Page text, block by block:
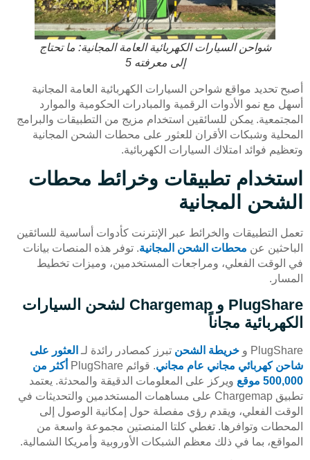
شواحن السيارات الكهربائية العامة المجانية: ما تحتاج
إلى معرفته 5
أصبح تحديد مواقع شواحن السيارات الكهربائية العامة المجانية
أسهل مع نمو الأدوات الرقمية والمبادرات الحكومية والموارد
المجتمعية. يمكن للسائقين استخدام مزيج من التطبيقات والبرامج
المحلية وشبكات الأقران للعثور على محطات الشحن المجانية
وتعظيم فوائد امتلاك السيارات الكهربائية.
استخدام تطبيقات وخرائط محطات
الشحن المجانية
تعمل التطبيقات والخرائط عبر الإنترنت كأدوات أساسية للسائقين
الباحثين عن محطات الشحن المجانية. توفر هذه المنصات بيانات
في الوقت الفعلي، ومراجعات المستخدمين، وميزات تخطيط
المسار.
PlugShare و Chargemap لشحن السيارات
الكهربائية مجاناً
PlugShare و خريطة الشحن تبرز كمصادر رائدة لـ العثور على
شاحن كهربائي مجاني عام مجاني. قوائم PlugShare
أكثر من
500,000 موقع
ويركز على المعلومات الدقيقة والمحدثة. يعتمد
تطبيق Chargemap على مساهمات المستخدمين والتحديثات في
الوقت الفعلي، ويقدم رؤى مفصلة حول إمكانية الوصول إلى
المحطات وتوافرها. تغطي كلتا المنصتين مجموعة واسعة من
المواقع، بما في ذلك معظم الشبكات الأوروبية وأمريكا الشمالية.